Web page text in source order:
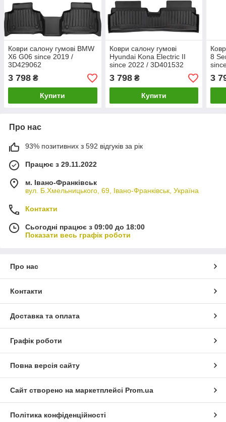
Коври салону гумові BMW
X6 G06 since 2019 /
3D429062
3 798 ₴
Купити
Коври салону гумові
Hyundai Kona Electric II
since 2022 / 3D401532
3 798₴
Купити
8
3
Про нас
93% позитивних з 592 відгуків за рік
Працює з 29.11.2022
м. Івано-Франківськ
вул. Б.Хмельницького, 69, Івано-Франківськ, Україна
Контакти
Сьогодні працює з 09:00 до 18:00
Показати весь графік роботи
Про нас
Контакти
Доставка та оплата
Графік роботи
Повна версія сайту
Сайт створено на маркетплейсі Prom.ua
Політика конфіденційності